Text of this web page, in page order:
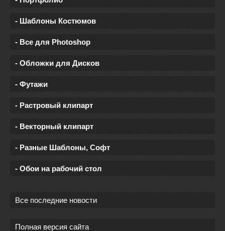
- Шаблоны Костюмов
- Все для Photoshop
- Обложки для Дисков
- Футажи
- Растровый клипарт
- Векторный клипарт
- Разные Шаблоны, Софт
- Обои на рабочий стол
Все последние новости
Полная версия сайта